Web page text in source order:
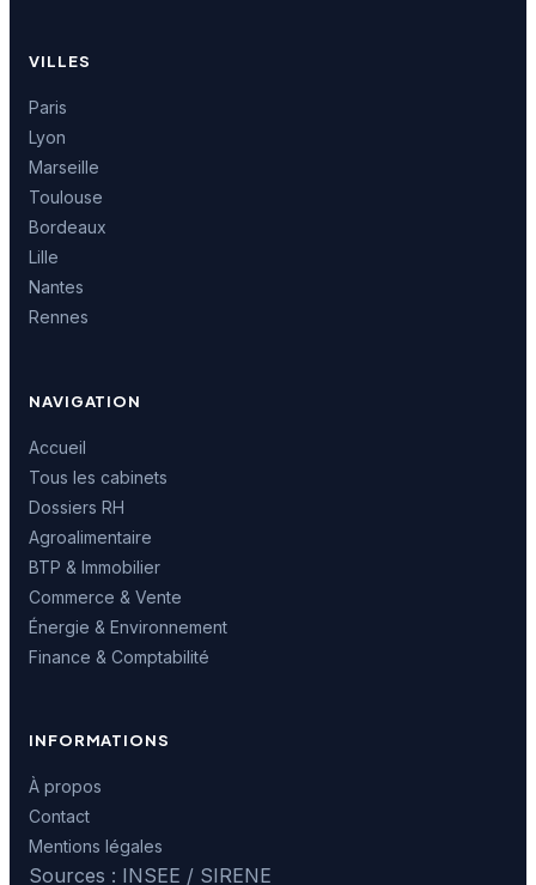
VILLES
Paris
Lyon
Marseille
Toulouse
Bordeaux
Lille
Nantes
Rennes
NAVIGATION
Accueil
Tous les cabinets
Dossiers RH
Agroalimentaire
BTP & Immobilier
Commerce & Vente
Énergie & Environnement
Finance & Comptabilité
INFORMATIONS
À propos
Contact
Mentions légales
Sources : INSEE / SIRENE